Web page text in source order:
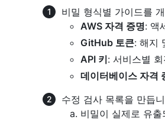
비밀 형식별 가이드를
AWS 자격 증명: 액
GitHub 토큰: 해지
API 키: 서비스별
데이터베이스 자격
수정 검사 목록을 만듭
비밀이 실제로 유